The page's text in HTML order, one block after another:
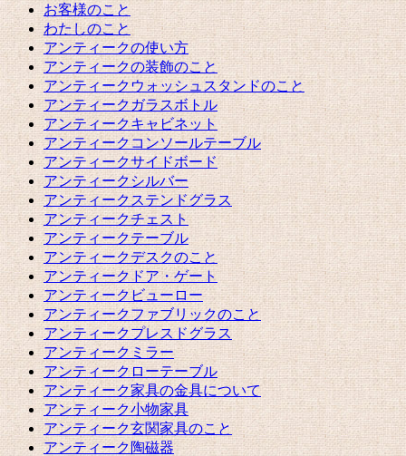
お客様のこと
わたしのこと
アンティークの使い方
アンティークの装飾のこと
アンティークウォッシュスタンドのこと
アンティークガラスボトル
アンティークキャビネット
アンティークコンソールテーブル
アンティークサイドボード
アンティークシルバー
アンティークステンドグラス
アンティークチェスト
アンティークテーブル
アンティークデスクのこと
アンティークドア・ゲート
アンティークビューロー
アンティークファブリックのこと
アンティークプレスドグラス
アンティークミラー
アンティークローテーブル
アンティーク家具の金具について
アンティーク小物家具
アンティーク玄関家具のこと
アンティーク陶磁器